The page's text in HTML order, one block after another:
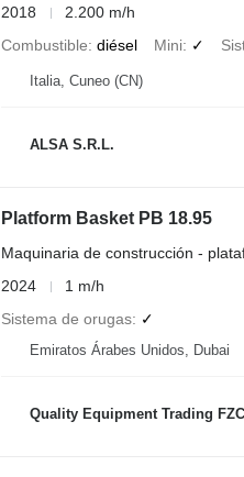
2018
2.200 m/h
Combustible diésel Mini ✓
Italia, Cuneo (CN)
ALSA S.R.L.
Platform Basket PB 18.95
Maquinaria de construcción -
2024
1 m/h
Sistema de orugas
✓
Emiratos Árabes Unidos, Dubai
Quality Equipment Trading